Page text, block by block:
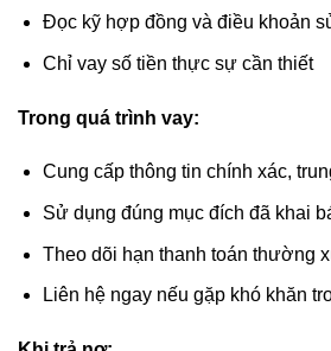
Đọc kỹ hợp đồng và điều khoản
Chỉ vay số tiền thực sự cần thiết
Trong quá trình vay:
Cung cấp thông tin chính xác,
Sử dụng đúng mục đích đã khai
Theo dõi hạn thanh toán thường
Liên hệ ngay nếu gặp khó khăn